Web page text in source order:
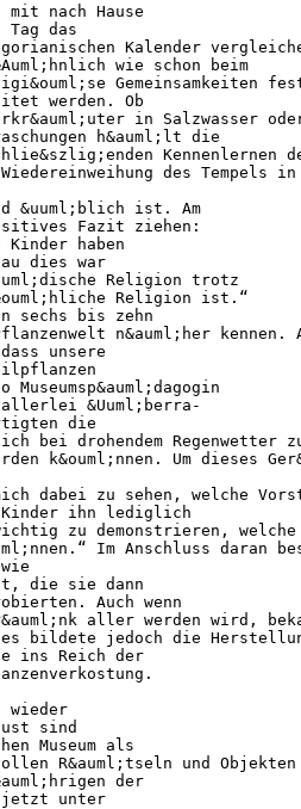
nach Hause
Tag das
Kalender
wie schon beim
Gemeinsamkeiten
werden. Ob
in Salzwasser
h&auml;lt die
Kennenlernen
des Tempels
&uuml;blich ist. Am
Fazit ziehen:
haben
dies war
Religion trotz
Religion ist.“
sechs bis zehn
n&auml;her
unsere
&Uuml;berra-
die
bei drohendem Regenwetter
k&ouml;nnen. Um
dabei zu sehen, welche
Kinder ihn lediglich
zu demonstrieren, welche
Im Anschluss daran
die sie dann
Auch wenn
aller werden wird,
bildete jedoch die
ins Reich der
wieder
sind
Museum als
R&auml;tseln und Objekten
der
jetzt unter